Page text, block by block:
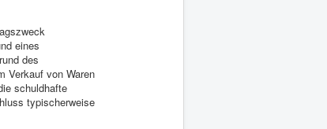
eines
des
Verkauf von Waren
schuldhafte
typischerweise